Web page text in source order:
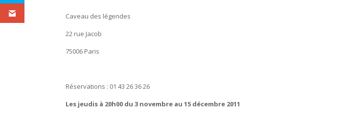
Caveau des légendes
22 rue Jacob
75006 Paris
Réservations : 01 43 26 36 26
Les jeudis à 20h00 du 3 novembre au 15 décembre 2011